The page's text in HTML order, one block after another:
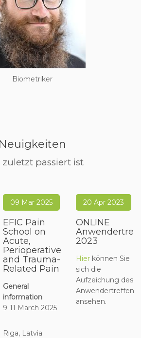
Biometriker
Neuigkeiten
zuletzt passiert ist
09 Mar 2025
EFIC Pain
School on
Acute,
Perioperative
and Trauma-
Related Pain
General
information
9-11 March 2025
Riga, Latvia
20 Apr 2023
ONLINE
2023
Hierkönnen Sie
sich die
Aufzeichung des
Anwendertreffens
ansehen.